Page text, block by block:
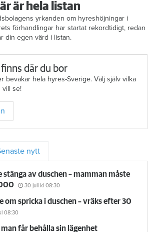
är hela listan
yrkanden om hyreshöjningar i
förhandlingar har startat rekordtidigt, redan
din egen värd i listan.
där du bor
bevakar hela hyres-Sverige. Välj själv vilka
vill se!
nytt
stänga av duschen – mamman måste
30 juli kl 08:30
om spricka i duschen – vräks efter 30
08:30
får behålla sin lägenhet